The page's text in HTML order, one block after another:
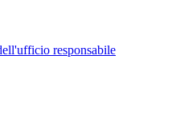
responsabile